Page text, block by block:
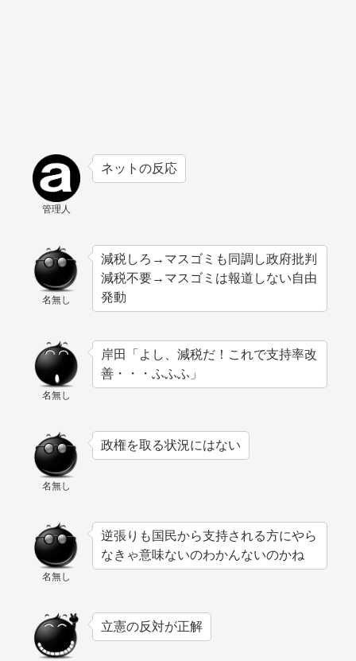
管理人
ネットの反応
名無し
減税しろ→マスゴミも同調し政府批判
減税不要→マスゴミは報道しない自由
発動
名無し
岸田「よし、減税だ！これで支持率改
善・・・ふふふ」
名無し
政権を取る状況にはない
名無し
逆張りも国民から支持される方にやら
なきゃ意味ないのわかんないのかね
立憲の反対が正解